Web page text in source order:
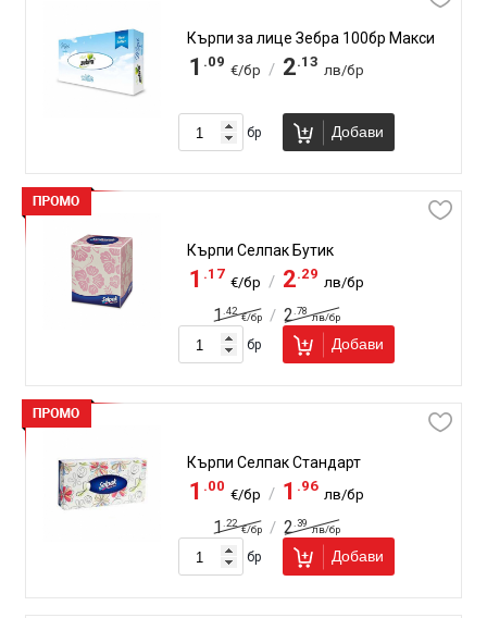
Кърпи за лице Зебра 100бр Макси
1 .09
€/бр / 2.13
лв/бр
бр Добави
Кърпи Селпак Бутик
1 .17
€/бр / 2.29
лв/бр
1 .42
€/бр / 2 .78
лв/бр
бр Добави
Кърпи Селпак Стандарт
1 .00
€/бр / 1 .96
лв/бр
1 .22
€/бр / 2 .39
лв/бр
бр Добави